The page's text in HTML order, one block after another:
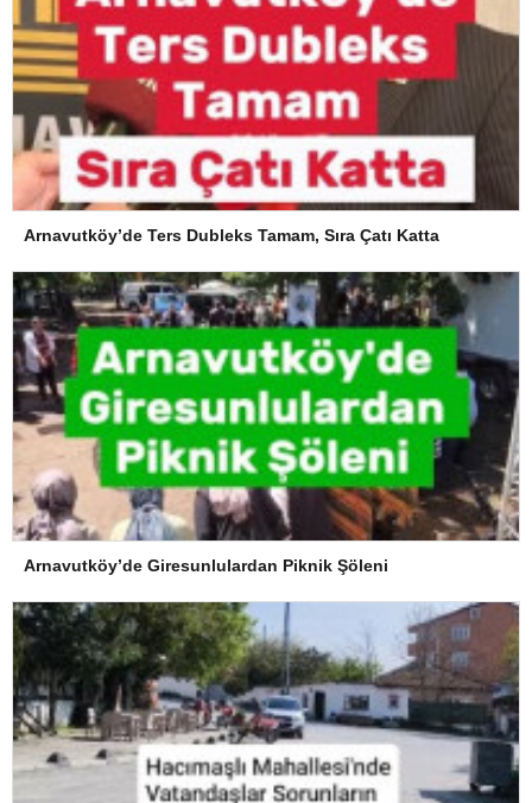
Arnavutköy’de Ters Dubleks Tamam, Sıra Çatı Katta
Arnavutköy’de Giresunlulardan Piknik Şöleni